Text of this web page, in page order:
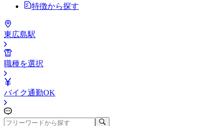
特徴から探す
東広島駅
職種を選択
バイク通勤OK